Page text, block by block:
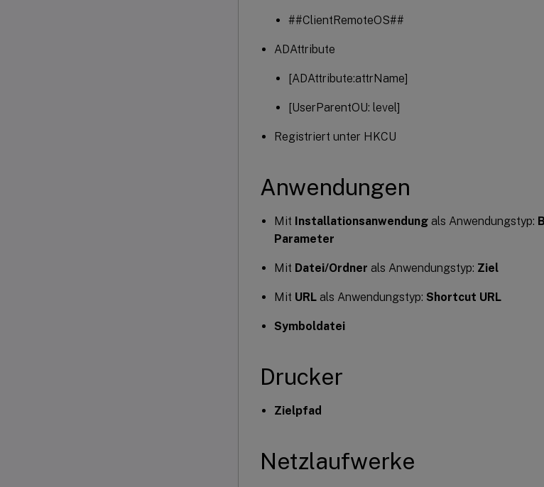
##ClientRemoteOS##
ADAttribute
[ADAttribute:attrName]
[UserParentOU: level]
Registriert unter HKCU
Anwendungen
Mit Installationsanwendung als Anwendungstyp:
Parameter
Mit Datei/Ordner als Anwendungstyp: Ziel
Mit URL als Anwendungstyp: Shortcut URL
Symboldatei
Drucker
Zielpfad
Netzlaufwerke